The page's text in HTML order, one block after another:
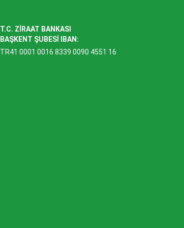
T.C. ZİRAAT BANKASI
BAŞKENT ŞUBESİ IBAN:
TR41 0001 0016 8339 0090 4551 16